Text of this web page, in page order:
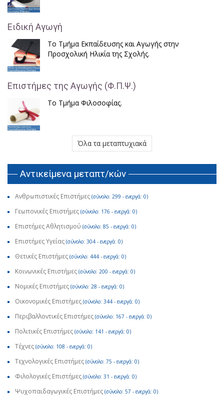
Ειδική Αγωγή
Το Τμήμα Εκπαίδευσης και Αγωγής στην
Προσχολική Ηλικία της Σχολής.
Επιστήμες της Αγωγής (Φ.Π.Ψ.)
Το Τμήμα Φιλοσοφίας.
Όλα τα μεταπτυχιακά
Αντικείμενα μεταπτ/κών
Ανθρωπιστικές Επιστήμες (σύνολο: 299 - ενεργά: 0)
Γεωπονικές Επιστήμες (σύνολο: 176 - ενεργά: 0)
Επιστήμες Αθλητισμού (σύνολο: 85 - ενεργά: 0)
Επιστήμες Υγείας (σύνολο: 304 - ενεργά: 0)
Θετικές Επιστήμες (σύνολο: 444 - ενεργά: 0)
Κοινωνικές Επιστήμες (σύνολο: 200 - ενεργά: 0)
Νομικές Επιστήμες (σύνολο: 28 - ενεργά: 0)
Οικονομικές Επιστήμες (σύνολο: 344 - ενεργά: 0)
Περιβαλλοντικές Επιστήμες (σύνολο: 167 - ενεργά: 0)
Πολιτικές Επιστήμες (σύνολο: 141 - ενεργά: 0)
Τέχνες (σύνολο: 108 - ενεργά: 0)
Τεχνολογικές Επιστήμες (σύνολο: 75 - ενεργά: 0)
Φιλολογικές Επιστήμες (σύνολο: 31 - ενεργά: 0)
Ψυχοπαιδαγωγικές Επιστήμες (σύνολο: 57 - ενεργά: 0)